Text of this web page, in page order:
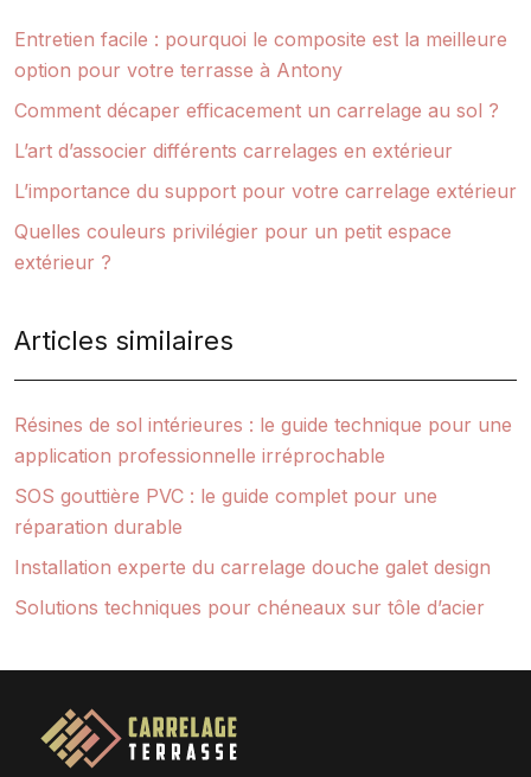
Entretien facile : pourquoi le composite est la meilleure
option pour votre terrasse à Antony
Comment décaper efficacement un carrelage au sol ?
L’art d’associer différents carrelages en extérieur
L’importance du support pour votre carrelage extérieur
Quelles couleurs privilégier pour un petit espace
extérieur ?
Articles similaires
Résines de sol intérieures : le guide technique pour une
application professionnelle irréprochable
SOS gouttière PVC : le guide complet pour une
réparation durable
Installation experte du carrelage douche galet design
Solutions techniques pour chéneaux sur tôle d’acier